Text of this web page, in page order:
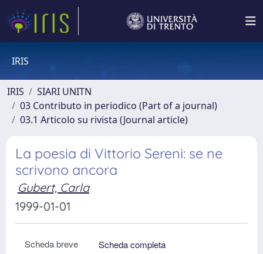
IRIS
IRIS
SIARI UNITN
03 Contributo in periodico (Part of a journal)
03.1 Articolo su rivista (Journal article)
La poesia di Vittorio Sereni: se ne
scrivono ancora
Gubert, Carla
1999-01-01
Scheda breve
Scheda completa